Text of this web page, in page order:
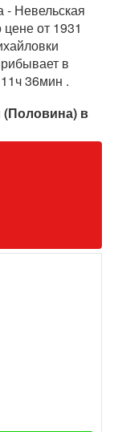
Невельская
от 1931
в
36мин .
(Половина) в